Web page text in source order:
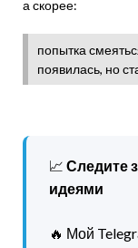
а скорее:
попытка
появилась, но
📈 Следите
идеями
🔥 Мой